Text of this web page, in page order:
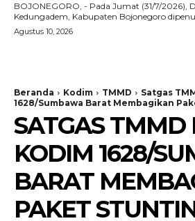
BOJONEGORO, - Pada Jumat (31/7/2026),
Kedungadem, Kabupaten Bojonegoro
Agustus 10, 2026